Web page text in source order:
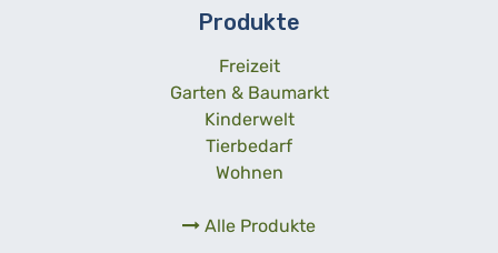
Produkte
Freizeit
Garten & Baumarkt
Kinderwelt
Tierbedarf
Wohnen
Alle Produkte